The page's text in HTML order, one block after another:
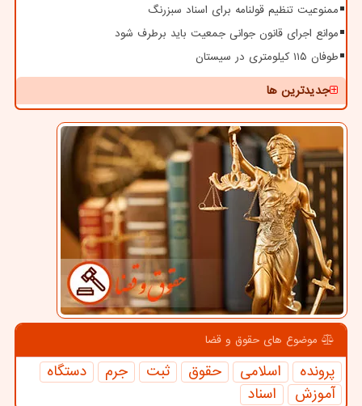
ممنوعیت تنظیم قولنامه برای اسناد سبزرنگ
موانع اجرای قانون جوانی جمعیت باید برطرف شود
طوفان ۱۱۵ کیلومتری در سیستان
جدیدترین ها
موضوع های حقوق و قضا
پرونده اسلامی حقوق ثبت جرم
دستگاه
آموزش
اسناد